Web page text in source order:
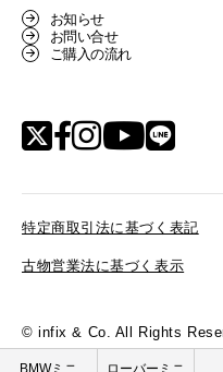
BMWミニ買取査定依頼
ローバーミニ買取査定
Part's Report
ローバーミニナレッジ
スタッフ紹介
リクルート
お知らせ
お問い合せ
ご購入の流れ
特定商取引法に基づく表記
古物営業法に基づく表示
© infix & Co. All Rights
BMWミニ ローバーミニ